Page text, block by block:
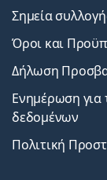
Σημεία
Όροι και
Δήλωση
Ενημέρωση για
δεδομένων
Πολιτική